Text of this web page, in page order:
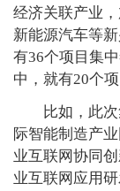
经济关联产业
新能源汽车等
有36个项目集
中，就有20个
比如，此
际智能制造产
业互联网协同
业互联网应用